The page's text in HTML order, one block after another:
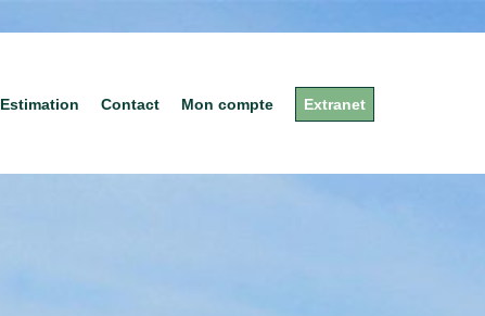
Estimation Contact Mon compte Extranet